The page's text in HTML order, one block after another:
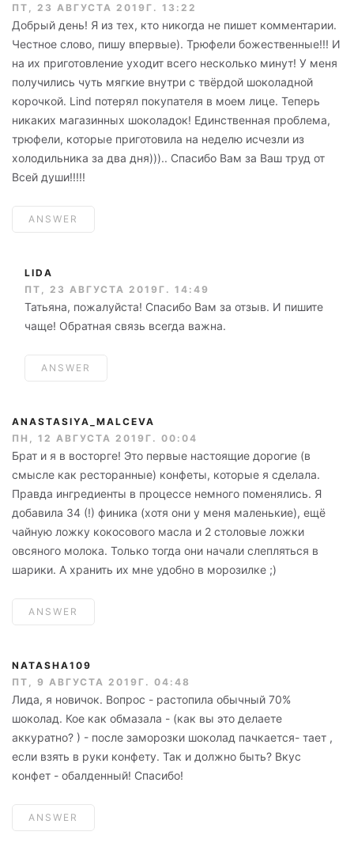
ПТ, 23 АВГУСТА 2019Г. 13:22
Добрый день! Я из тех, кто никогда не пишет комментарии.
Честное слово, пишу впервые). Трюфели божественные!!! И
на их приготовление уходит всего несколько минут! У меня
получились чуть мягкие внутри с твёрдой шоколадной
корочкой. Lind потерял покупателя в моем лице. Теперь
никаких магазинных шоколадок! Единственная проблема,
трюфели, которые приготовила на неделю исчезли из
холодильника за два дня))).. Спасибо Вам за Ваш труд от
Всей души!!!!!
ANSWER
LIDA
ПТ, 23 АВГУСТА 2019Г. 14:49
Татьяна, пожалуйста! Спасибо Вам за отзыв. И пишите
чаще! Обратная связь всегда важна.
ANSWER
ANASTASIYA_MALCEVA
ПН, 12 АВГУСТА 2019Г. 00:04
Брат и я в восторге! Это первые настоящие дорогие (в
смысле как ресторанные) конфеты, которые я сделала.
Правда ингредиенты в процессе немного поменялись. Я
добавила 34 (!) финика (хотя они у меня маленькие), ещё
чайную ложку кокосового масла и 2 столовые ложки
овсяного молока. Только тогда они начали слепляться в
шарики. А хранить их мне удобно в морозилке ;)
ANSWER
NATASHA109
ПТ, 9 АВГУСТА 2019Г. 04:48
Лида, я новичок. Вопрос - растопила обычный 70%
шоколад. Кое как обмазала - (как вы это делаете
аккуратно? ) - после заморозки шоколад пачкается- тает ,
если взять в руки конфету. Так и должно быть? Вкус
конфет - обалденный! Спасибо!
ANSWER